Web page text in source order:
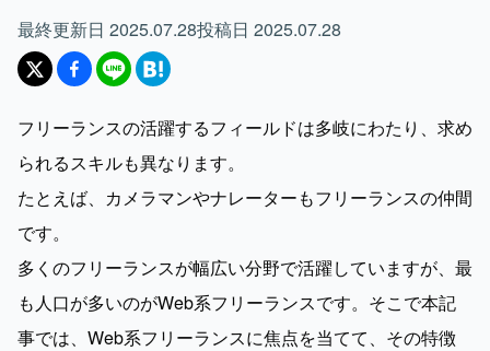
最終更新日 2025.07.28投稿日 2025.07.28
フリーランスの活躍するフィールドは多岐にわたり、求め
られるスキルも異なります。
たとえば、カメラマンやナレーターもフリーランスの仲間
です。
多くのフリーランスが幅広い分野で活躍していますが、最
も人口が多いのがWeb系フリーランスです。そこで本記
事では、Web系フリーランスに焦点を当てて、その特徴